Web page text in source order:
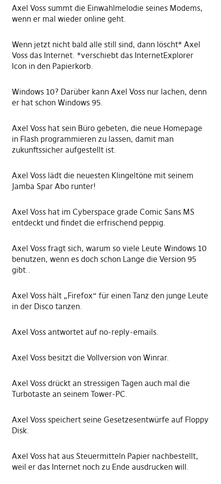
Axel Voss summt die Einwahlmelodie seines Modems,
wenn er mal wieder online geht.
Wenn jetzt nicht bald alle still sind, dann löscht* Axel
Voss das Internet. *verschiebt das InternetExplorer
Icon in den Papierkorb.
Windows 10? Darüber kann Axel Voss nur lachen, denn
er hat schon Windows 95.
Axel Voss hat sein Büro gebeten, die neue Homepage
in Flash programmieren zu lassen, damit man
zukunftssicher aufgestellt ist.
Axel Voss lädt die neuesten Klingeltöne mit seinem
Jamba Spar Abo runter!
Axel Voss hat im Cyberspace grade Comic Sans MS
entdeckt und findet die erfrischend peppig.
Axel Voss fragt sich, warum so viele Leute Windows 10
benutzen, wenn es doch schon Lange die Version 95
gibt..
Axel Voss hält „Firefox“ für einen Tanz den junge Leute
in der Disco tanzen.
Axel Voss antwortet auf no-reply-emails.
Axel Voss besitzt die Vollversion von Winrar.
Axel Voss drückt an stressigen Tagen auch mal die
Turbotaste an seinem Tower-PC.
Axel Voss speichert seine Gesetzesentwürfe auf Floppy
Disk.
Axel Voss hat aus Steuermitteln Papier nachbestellt,
weil er das Internet noch zu Ende ausdrucken will.